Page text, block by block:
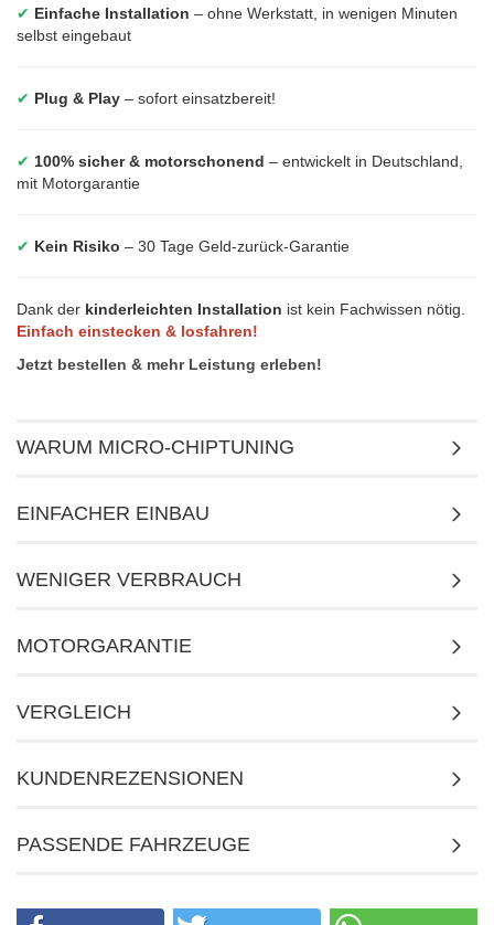
✔ Einfache Installation – ohne Werkstatt, in wenigen Minuten
selbst eingebaut
✔ Plug & Play – sofort einsatzbereit!
✔ 100% sicher & motorschonend – entwickelt in Deutschland,
mit Motorgarantie
✔ Kein Risiko – 30 Tage Geld-zurück-Garantie
Dank der kinderleichten Installation ist kein Fachwissen nötig.
Einfach einstecken & losfahren!
Jetzt bestellen & mehr Leistung erleben!
WARUM MICRO-CHIPTUNING
EINFACHER EINBAU
WENIGER VERBRAUCH
MOTORGARANTIE
VERGLEICH
KUNDENREZENSIONEN
PASSENDE FAHRZEUGE